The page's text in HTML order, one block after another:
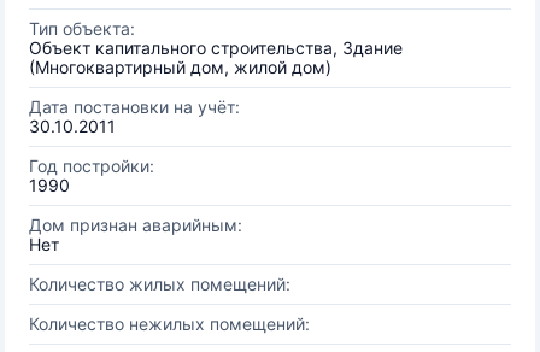
Тип объекта:
Объект капитального строительства, Здание
(Многоквартирный дом, жилой дом)
Дата постановки на учёт:
30.10.2011
Год постройки:
1990
Дом признан аварийным:
Нет
Количество жилых помещений:
Количество нежилых помещений: